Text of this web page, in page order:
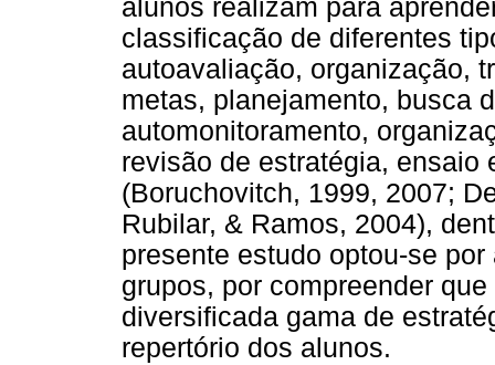
alunos realizam para
classificação de diferentes
autoavaliação, organização,
metas, planejamento, busca
automonitoramento,
revisão de estratégia, ensaio
(Boruchovitch, 1999, 2007;
Rubilar, & Ramos, 2004),
presente estudo optou-se
grupos, por compreender
diversificada gama de
repertório dos alunos.